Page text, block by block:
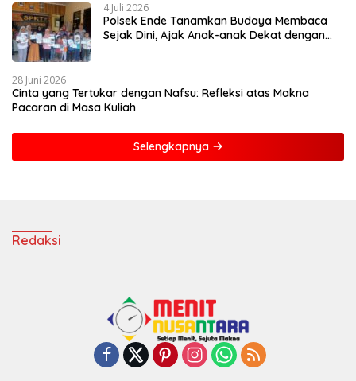
4 Juli 2026
Polsek Ende Tanamkan Budaya Membaca
Sejak Dini, Ajak Anak-anak Dekat dengan
28 Juni 2026
Cinta yang Tertukar dengan Nafsu: Refleksi atas Makna
Pacaran di Masa Kuliah
Selengkapnya
Redaksi